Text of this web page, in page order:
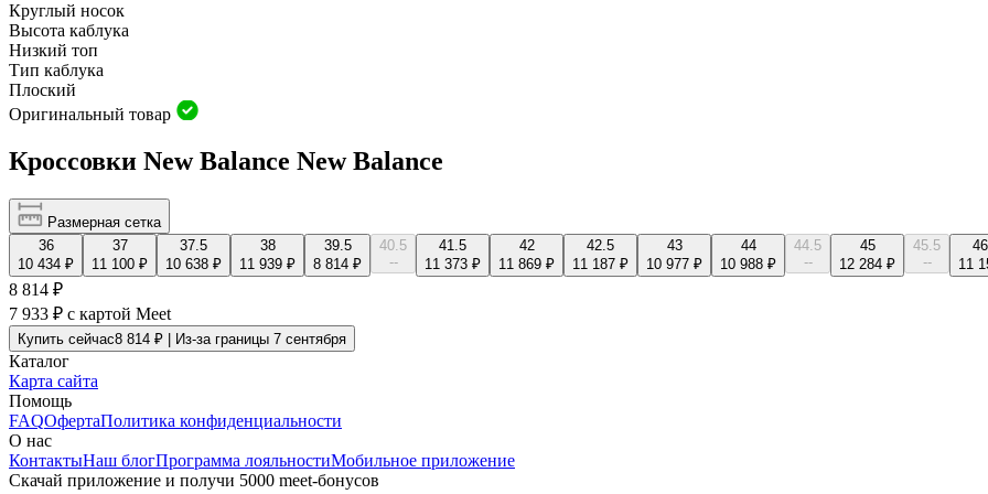
Круглый носок
Высота каблука
Низкий топ
Тип каблука
Плоский
Оригинальный товар
Кроссовки New Balance New Balance
Размерная сетка
36
10 434 ₽
37
11 100 ₽
37.5
10 638 ₽
38
11 939 ₽
39.5
8 814 ₽
40.5
--
41.5
11 373 ₽
42
11 869 ₽
42.5
11 187 ₽
43
10 977 ₽
44
10 988 ₽
44.5
--
45
12 284 ₽
45.5
--
11
8 814 ₽
7 933 ₽ с картой Meet
Купить сейчас8 814 ₽ | Из-за границы 7 сентября
Каталог
Карта сайта
Помощь
FAQОфертаПолитика конфиденциальности
О нас
КонтактыНаш блогПрограмма лояльностиМобильное приложение
Скачай приложение и получи 5000 meet-бонусов